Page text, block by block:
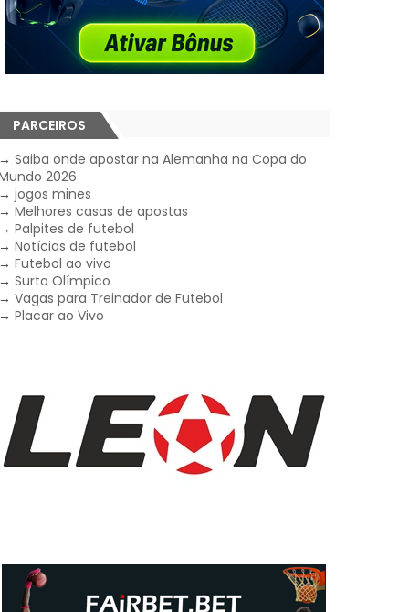
PARCEIROS
→Saiba onde apostar na Alemanha na Copa do
2026
→jogos mines
→Melhores casas de apostas
→Palpites de futebol
→Notícias de futebol
→Futebol ao vivo
→Surto Olímpico
→Vagas para Treinador de Futebol
→Placar ao Vivo